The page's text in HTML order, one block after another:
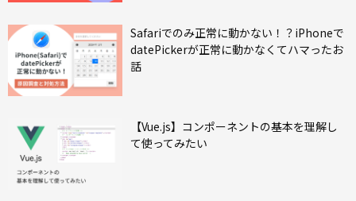
Safariでのみ正常に動かない！？iPhoneで
datePickerが正常に動かなくてハマったお
話
【Vue.js】コンポーネントの基本を理解し
て使ってみたい